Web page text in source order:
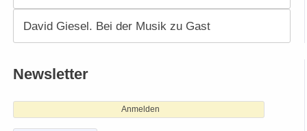
David Giesel. Bei der Musik zu Gast
Newsletter
Anmelden